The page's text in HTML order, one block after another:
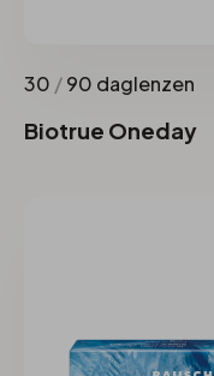
30 /90 daglenzen
Biotrue Oneday